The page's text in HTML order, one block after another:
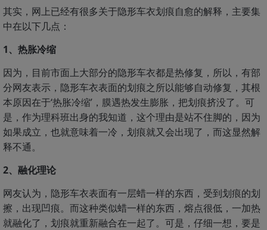
其实，网上已经有很多关于隐形车衣划痕自愈的解释，主要集
中在以下几点：
1、热胀冷缩
因为，目前市面上大部分的隐形车衣都是热修复，所以，有部
分网友表示，隐形车衣表面的划痕之所以能够自动修复，其根
本原因在于‘热胀冷缩’，膜遇热发生膨胀，把划痕挤没了。可
是，作为理科班出身的我知道，这个理由是站不住脚的，因为
如果成立，也就意味着一冷，划痕就又会出现了，而这显然解
释不通。
2、融化理论
网友认为，隐形车衣表面有一层蜡一样的东西，受到划痕的划
擦，出现凹痕。而这种类似蜡一样的东西，熔点很低，一加热
就融化了，划痕就重新融合在一起了。可是，仔细一想，要是